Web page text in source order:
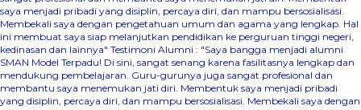
saya menjadi pribadi yang disiplin, percaya diri, dan mampu bersosialisasi.
Membekali saya dengan pengetahuan umum dan agama yang lengkap. Hal
ini membuat saya siap melanjutkan pendidikan ke perguruan tinggi negeri,
kedinasan dan lainnya" Testimoni Alumni : "Saya bangga menjadi alumni
SMAN Model Terpadu! Di sini, sangat senang karena fasilitasnya lengkap dan
mendukung pembelajaran. Guru-gurunya juga sangat profesional dan
membantu saya menemukan jati diri. Membentuk saya menjadi pribadi
yang disiplin, percaya diri, dan mampu bersosialisasi. Membekali saya dengan